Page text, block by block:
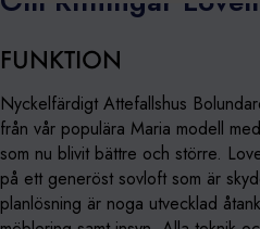
FUNKTION
Nyckelfärdigt Attefallshus
från vår populära Maria modell
som nu blivit bättre och större.
på ett generöst sovloft som är
planlösning är noga utvecklad